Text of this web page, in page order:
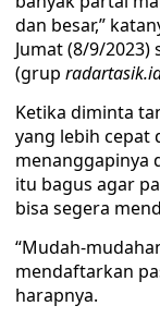
dan besar,”
Jumat (8/9/
(grup
Ketika diminta
yang lebih cepat
menanggapinya
itu bagus agar
bisa segera
“Mudah-
mendaftarkan
harapnya.